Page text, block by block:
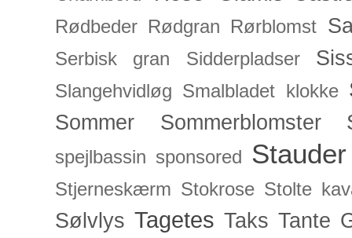
Rødbeder Rødgran Rørblomst
Serbisk gran Sidderpladser
Slangehvidløg Smalbladet klokke
Sommer Sommerblomster
spejlbassin sponsored Stauder
Stjerneskærm Stokrose Stolte
Sølvlys Tagetes Taks Tante